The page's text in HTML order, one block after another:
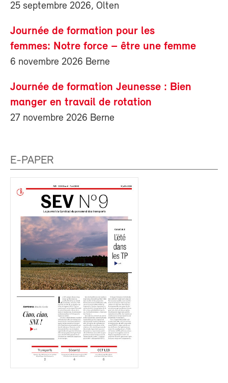
25 septembre 2026, Olten
Journée de formation pour les
femmes: Notre force – être une femme
6 novembre 2026 Berne
Journée de formation Jeunesse : Bien
manger en travail de rotation
27 novembre 2026 Berne
E-PAPER